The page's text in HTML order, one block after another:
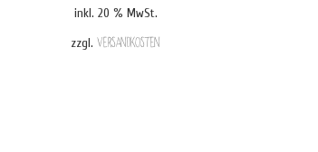
€ 9,90€ 8,00.
inkl. 20 % MwSt.
zzgl.Versandkosten